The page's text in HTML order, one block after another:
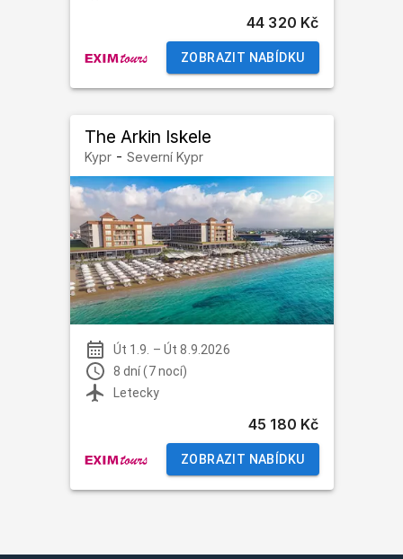
44 320 Kč
ZOBRAZIT NABÍDKU
The Arkin Iskele
Kypr- Severní Kypr
Út 1.9. –Út 8.9.2026
8 dní (7 nocí)
Letecky
45 180 Kč
ZOBRAZIT NABÍDKU